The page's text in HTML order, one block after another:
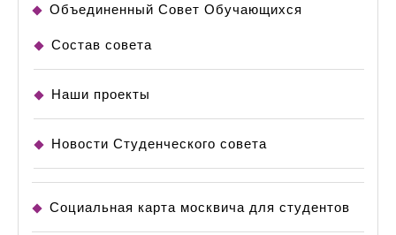
Объединенный Совет Обучающихся
Состав совета
Наши проекты
Новости Студенческого совета
Социальная карта москвича для студентов